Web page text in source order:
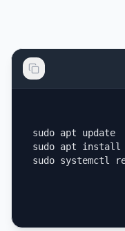
sudo apt update
sudo apt install
sudo systemctl